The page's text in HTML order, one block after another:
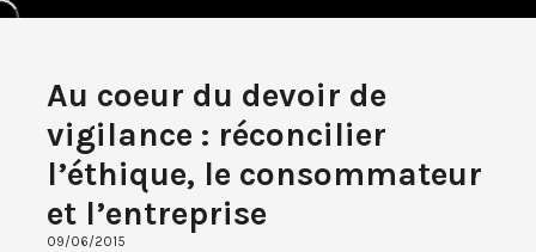
Au coeur du devoir de
vigilance : réconcilier
l’éthique, le consommateur
et l’entreprise
09/06/2015